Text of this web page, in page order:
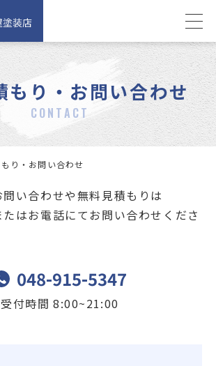
もり・お問い合わせ
CONTACT
り・お問い合わせ
い合わせや無料見積もりは
はお電話にてお問い合わせくださ
048-915-5347
受付時間 8:00~21:00